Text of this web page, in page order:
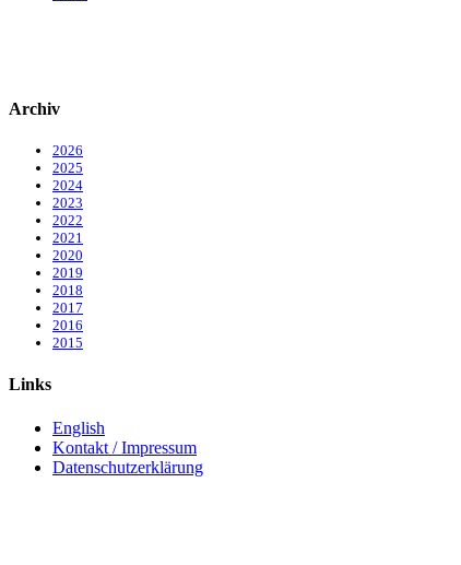
Archiv
2026
2025
2024
2023
2022
2021
2020
2019
2018
2017
2016
2015
Links
English
Kontakt / Impressum
Datenschutzerklärung